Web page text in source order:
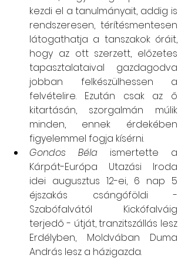
kezdi el a tanulmányait, addig is
rendszeresen, térítésmentesen
látogathatja a tanszakok óráit,
hogy az ott szerzett, előzetes
tapasztalataival gazdagodva
jobban felkészülhessen a
felvételire. Ezután csak az ő
kitartásán, szorgalmán múlik
minden, ennek érdekében
figyelemmel fogja kísérni.
Gondos Béla ismertette a
Kárpát-Európa Utazási Iroda
idei augusztus 12-ei, 6 nap 5
éjszakás csángóföldi -
Szabófalvától Kickófalváig
terjedő - útját, tranzitszállás lesz
Erdélyben, Moldvában Duma
András lesz a házigazda.